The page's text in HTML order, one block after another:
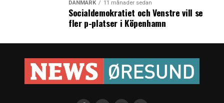
DANMARK 11 månader sedan
Socialdemokratiet och Venstre vill se
fler p-platser i Köpenhamn